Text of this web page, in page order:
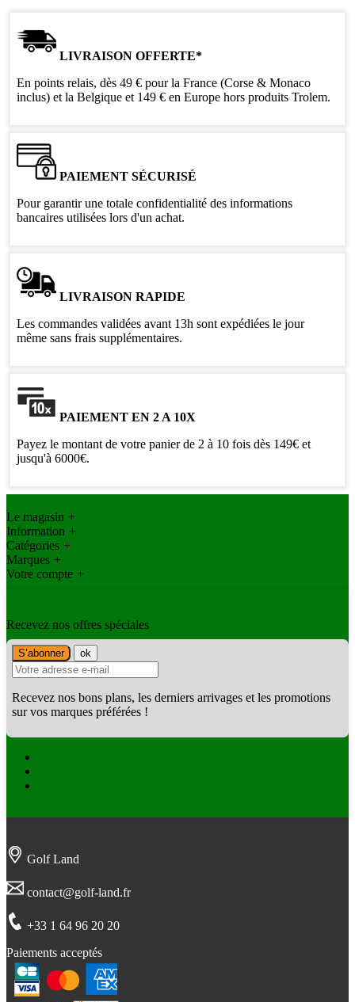
LIVRAISON OFFERTE*
En points relais, dès 49 € pour la France (Corse & Monaco
inclus) et la Belgique et 149 € en Europe hors produits Trolem.
PAIEMENT SÉCURISÉ
Pour garantir une totale confidentialité des informations
bancaires utilisées lors d'un achat.
LIVRAISON RAPIDE
Les commandes validées avant 13h sont expédiées le jour
même sans frais supplémentaires.
PAIEMENT EN 2 A 10X
Payez le montant de votre panier de 2 à 10 fois dès 149€ et
jusqu'à 6000€.
Le magasin +
Information +
Catégories +
Marques +
Votre compte +
Recevez nos offres spéciales
Recevez nos bons plans, les derniers arrivages et les promotions
sur vos marques préférées !
Golf Land
contact@golf-land.fr
+33 1 64 96 20 20
Paiements acceptés